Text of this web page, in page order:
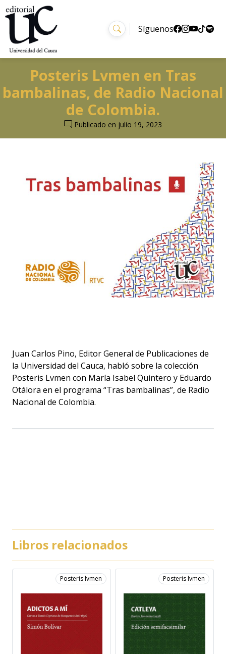
Síguenos
Posteris Lvmen en Tras
bambalinas, de Radio Nacional
de Colombia.
Publicado en julio 19, 2023
Juan Carlos Pino, Editor General de Publicaciones de
la Universidad del Cauca, habló sobre la colección
Posteris Lvmen con María Isabel Quintero y Eduardo
Otálora en el programa “Tras bambalinas”, de Radio
Nacional de Colombia.
Libros relacionados
Posteris lvmen Posteris lvmen